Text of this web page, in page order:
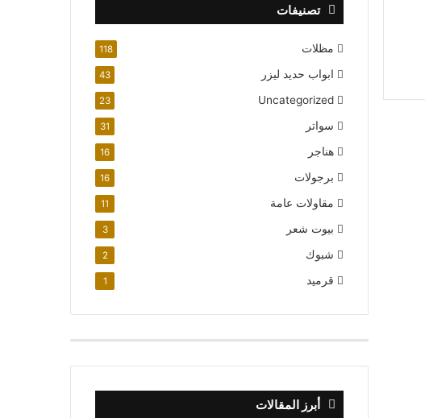
تصنيفات
مظلات 118
ابواب حديد ليزر 43
Uncategorized
23
سواتر 31
هناجر 16
برجولات 16
مقاولات عامة 11
بيوت شعر 3
شبوك 2
قرميد 1
أبرز المقالات